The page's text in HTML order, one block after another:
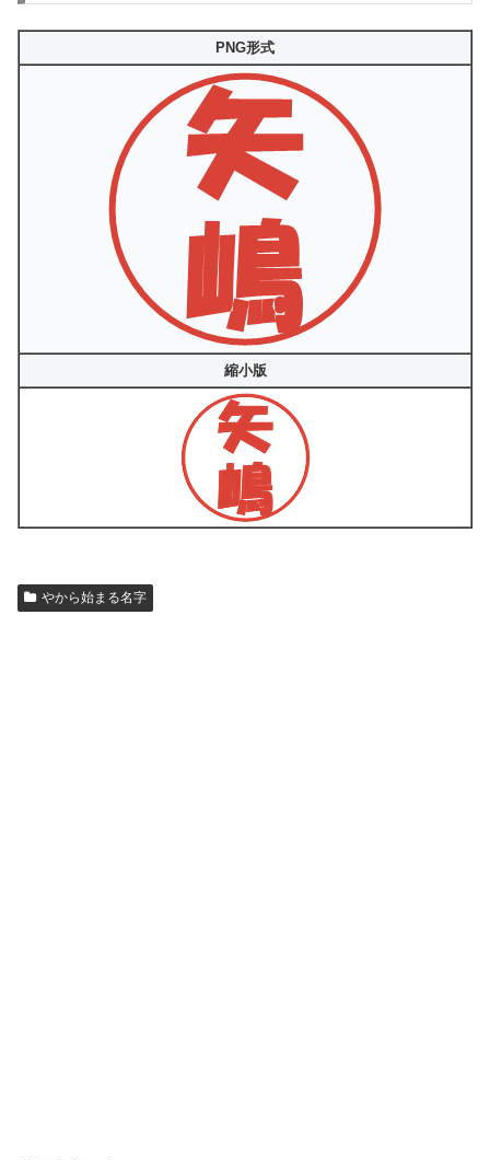
PNG形式
縮小版
やから始まる名字